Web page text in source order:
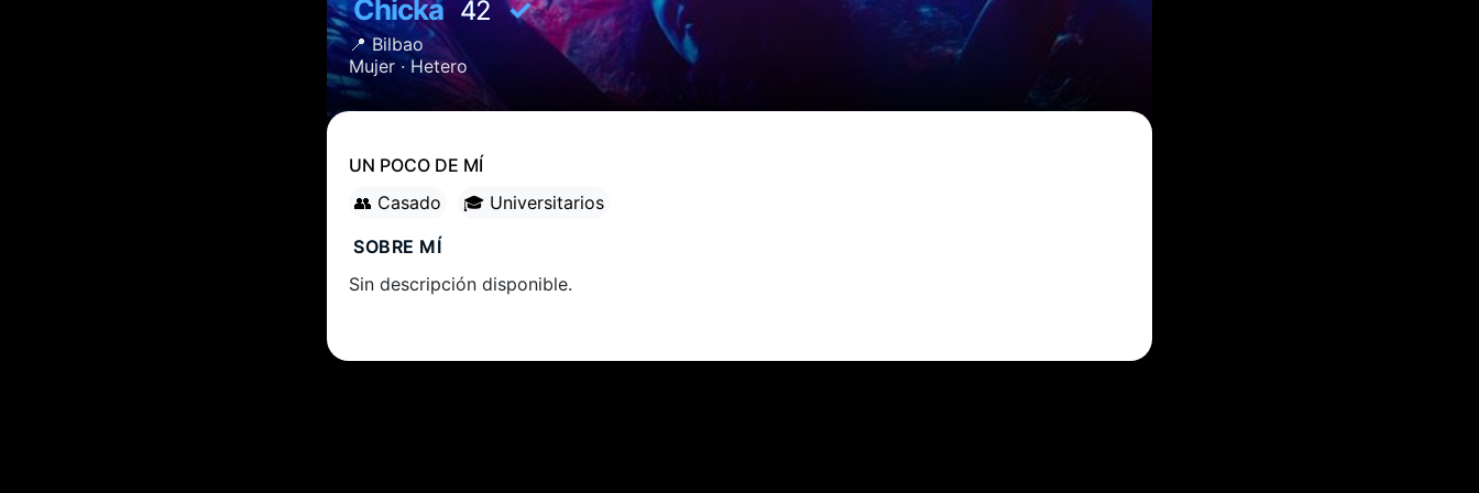
Chicka 42 ✓
📍Bilbao
Mujer ·Hetero
UN POCO DE MÍ
👥 Casado
🎓 Universitarios
SOBRE MÍ
Sin descripción disponible.